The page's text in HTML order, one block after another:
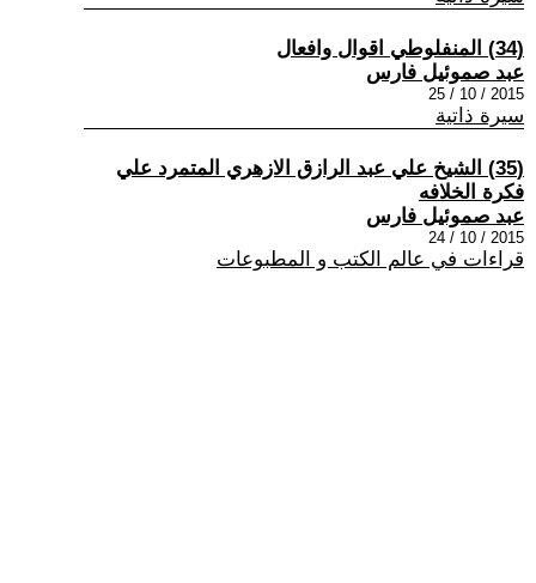
(34) المنفلوطي اقوال وافعال
عبد صموئيل فارس
2015 / 10 / 25
سيرة ذاتية
(35) الشيخ علي عبد الرازق الازهري المتمرد علي
فكرة الخلافه
عبد صموئيل فارس
2015 / 10 / 24
قراءات في عالم الكتب و المطبوعات